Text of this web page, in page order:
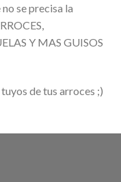
se precisa la
Y MAS GUISOS
de tus arroces ;)